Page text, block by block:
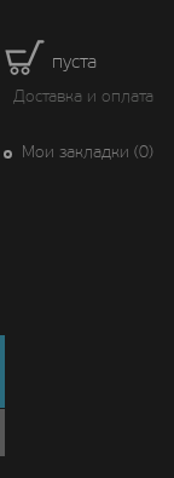
пуста
Доставка и оплата
Мои закладки (0)